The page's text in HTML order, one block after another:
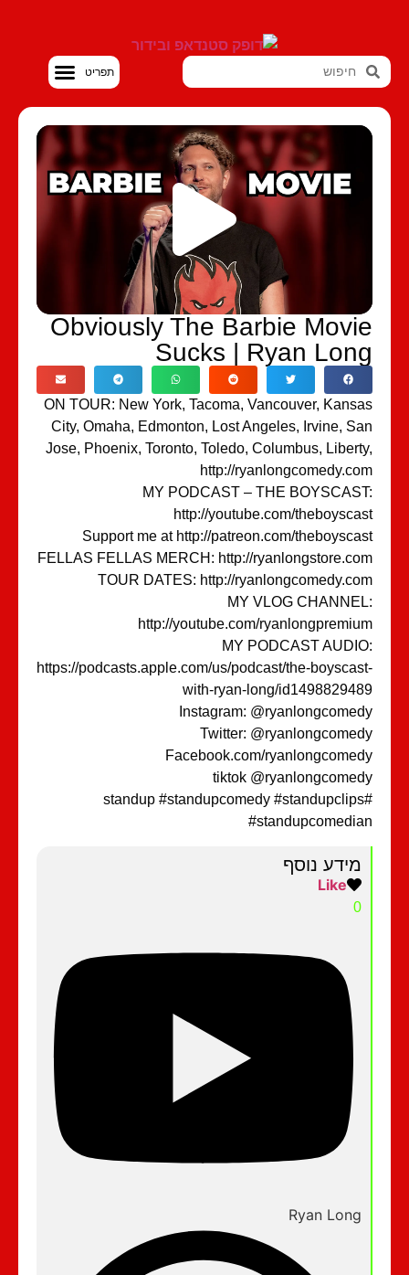
Obviously The Barbie
Sucks | Ryan
ON TOUR: New York, Tacoma, Vancouver,
City, Omaha, Edmonton, Lost Angeles, Irvine,
Jose, Phoenix, Toronto, Toledo, Columbus,
http://
MY PODCAST – THE
http://youtube.com/
Support me at http://patreon.com/
FELLAS FELLAS MERCH: http://
TOUR DATES: http://
MY VLOG
http://youtube.com/
MY PODCAST
https://podcasts.apple.com/us/podcast/the-
with-ryan-long/
Instagram:
Twitter:
Facebook.com/
tiktok
#standup #standupcomedy #standupclips
מידע נוסף
Ryan Long